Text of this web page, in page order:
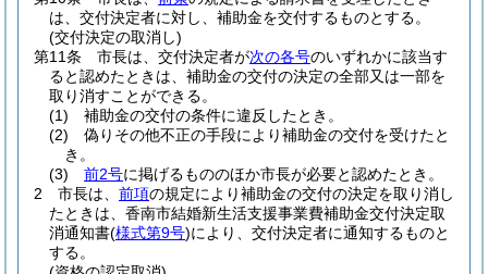
は、交付決定者に対し、補助金を交付するものとする。
(交付決定の取消し)
第11条
市長は、交付決定者が次の各号のいずれかに該当す
ると認めたときは、補助金の交付の決定の全部又は一部を
取り消すことができる。
(1)
補助金の交付の条件に違反したとき。
(2)
偽りその他不正の手段により補助金の交付を受けたと
き。
(3)
前2号に掲げるもののほか市長が必要と認めたとき。
2
市長は、 前項の規定により補助金の交付の決定を取り消し
たときは、香南市結婚新生活支援事業費補助金交付決定取
消通知書(様式第9号)により、交付決定者に通知するものと
する。